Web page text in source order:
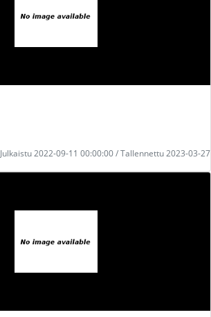
Julkaistu 2022-09-11 00:00:00 / Tallennettu 2023-03-27